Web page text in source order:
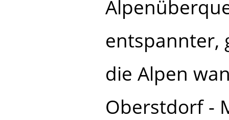
entspannter,
die Alpen
Oberstdorf -